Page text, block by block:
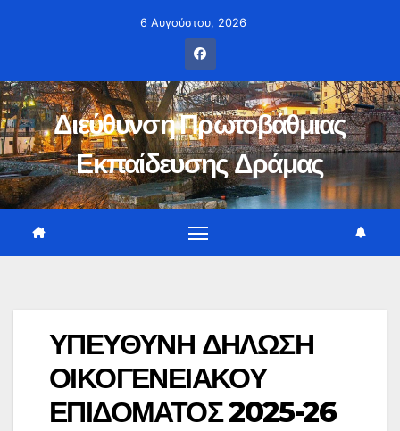
6 Αυγούστου, 2026
Διεύθυνση Πρωτοβάθμιας
Εκπαίδευσης Δράμας
ΥΠΕΥΘΥΝΗ ΔΗΛΩΣΗ
ΟΙΚΟΓΕΝΕΙΑΚΟΥ
ΕΠΙΔΟΜΑΤΟΣ 2025-26